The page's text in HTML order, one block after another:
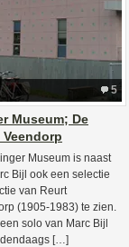
5
Museum; De
Museum is naast
Bijl ook een selectie
van Reurt
(1905-1983) te zien.
solo van Marc Bijl
[…]